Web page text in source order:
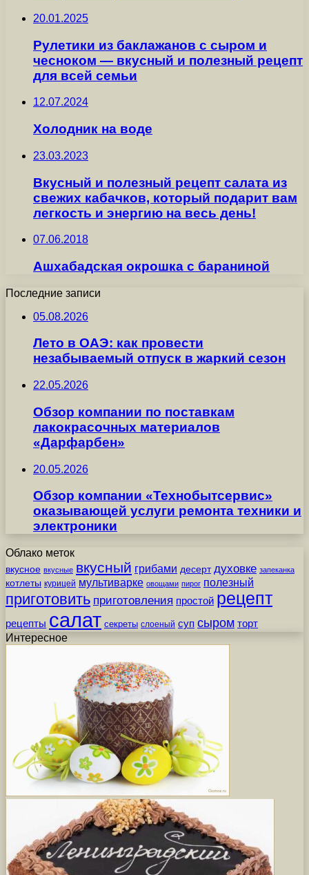
20.01.2025
Рулетики из баклажанов с сыром и
чесноком — вкусный и полезный рецепт
для всей семьи
12.07.2024
Холодник на воде
23.03.2023
Вкусный и полезный рецепт салата из
свежих кабачков, который подарит вам
легкость и энергию на весь день!
07.06.2018
Ашхабадская окрошка с бараниной
Последние записи
05.08.2026
Лето в ОАЭ: как провести
незабываемый отпуск в жаркий сезон
22.05.2026
Обзор компании по поставкам
лакокрасочных материалов
«Дарфарбен»
20.05.2026
Обзор компании «Технобытсервис»
оказывающей услуги ремонта техники и
электроники
Облако меток
вкусное вкусные вкусный грибами десерт духовке запеканка
котлеты курицей мультиварке овощами пирог полезный
приготовить приготовления простой рецепт
рецепты салат секреты слоеный суп сыром торт
Интересное